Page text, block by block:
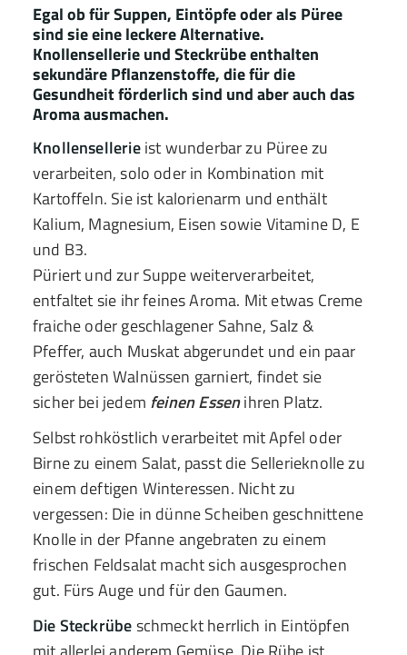
Egal ob für Suppen, Eintöpfe oder als Püree
sind sie eine leckere Alternative.
Knollensellerie und Steckrübe enthalten
sekundäre Pflanzenstoffe, die für die
Gesundheit förderlich sind und aber auch das
Aroma ausmachen.
Knollensellerieist wunderbar zu Püree zu
verarbeiten, solo oder in Kombination mit
Kartoffeln. Sie ist kalorienarm und enthält
Kalium, Magnesium, Eisen sowie Vitamine D, E
und B3.
Püriert und zur Suppe weiterverarbeitet,
entfaltet sie ihr feines Aroma. Mit etwas Creme
fraiche oder geschlagener Sahne, Salz &
Pfeffer, auch Muskat abgerundet und ein paar
gerösteten Walnüssen garniert, findet sie
sicher bei jedem feinen Essenihren Platz.
Selbst rohköstlich verarbeitet mit Apfel oder
Birne zu einem Salat, passt die Sellerieknolle zu
einem deftigen Winteressen. Nicht zu
vergessen: Die in dünne Scheiben geschnittene
Knolle in der Pfanne angebraten zu einem
frischen Feldsalat macht sich ausgesprochen
gut. Fürs Auge und für den Gaumen.
Die Steckrübeschmeckt herrlich in Eintöpfen